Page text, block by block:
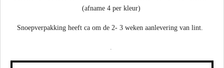
(afname 4 per kleur)
Snoepverpakking heeft ca om de 2- 3 weken aanlevering van lint.
.